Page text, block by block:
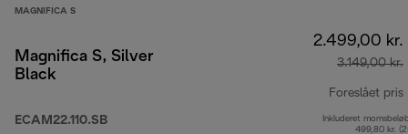
MAGNIFICA S
Magnifica S, Silver
Black
ECAM22.110.SB
2.499,00 kr.
3.149,00 kr.
Foreslået pris
Inkluderet
499,80 kr.